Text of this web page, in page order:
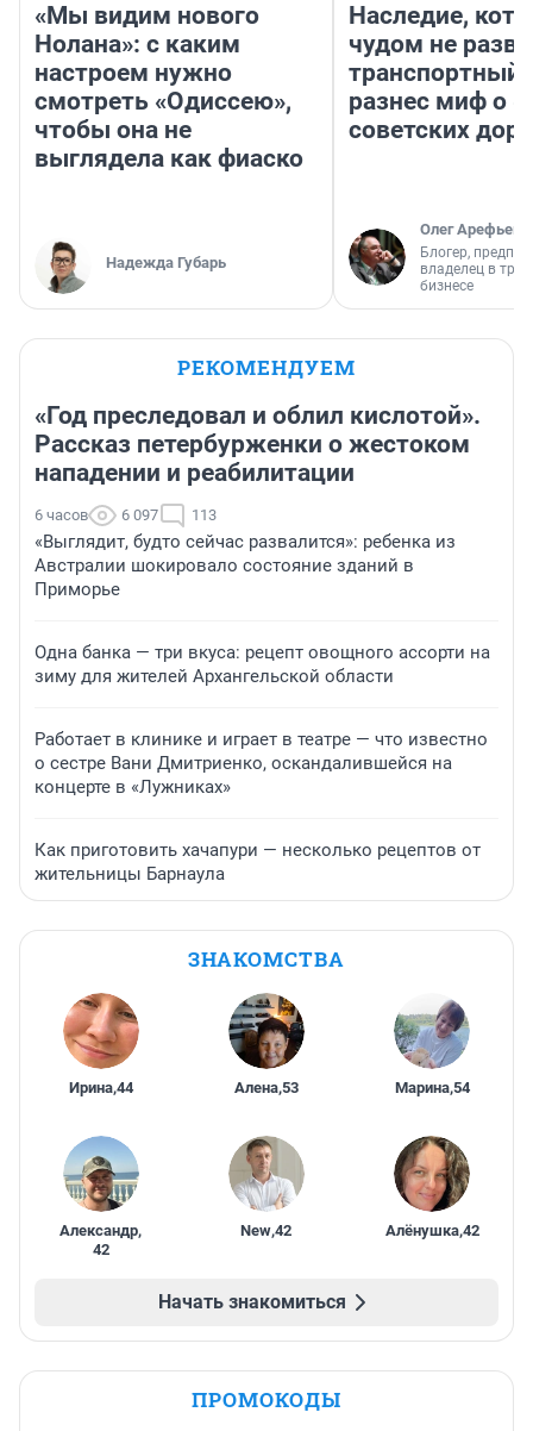
«Мы видим нового
Нолана»: с каким
настроем нужно
смотреть «Одиссею»,
чтобы она не
выглядела как фиаско
Надежда Губарь
Наследие,
чудом не
транспортный
разнес миф о
советских
Олег Арефьев
Блогер,
владелец в
бизнесе
РЕКОМЕНДУЕМ
«Год преследовал и облил кислотой».
Рассказ петербурженки о жестоком
нападении и реабилитации
6 часов 6 097 113
«Выглядит, будто сейчас развалится»: ребенка из
Австралии шокировало состояние зданий в
Приморье
Одна банка — три вкуса: рецепт овощного ассорти на
зиму для жителей Архангельской области
Работает в клинике и играет в театре — что известно
о сестре Вани Дмитриенко, оскандалившейся на
концерте в «Лужниках»
Как приготовить хачапури — несколько рецептов от
жительницы Барнаула
ЗНАКОМСТВА
Ирина,44 Алена,53 Марина,54
Александр,
42
New,42 Алёнушка,42
Начать знакомиться
ПРОМОКОДЫ